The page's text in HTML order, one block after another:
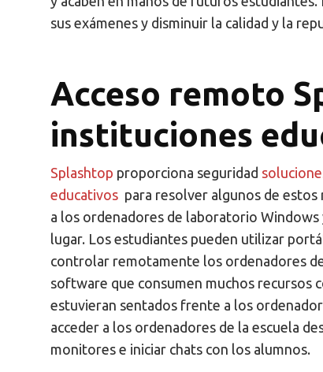
sus exámenes y disminuir la calidad y la
Acceso remoto
instituciones
Splashtop proporciona seguridad
educativos para resolver algunos de
a los ordenadores de laboratorio
lugar. Los estudiantes pueden utilizar
controlar remotamente los ordenadores
software que consumen muchos recursos
estuvieran sentados frente a los
acceder a los ordenadores de la escuela
monitores e iniciar chats con los alumnos.